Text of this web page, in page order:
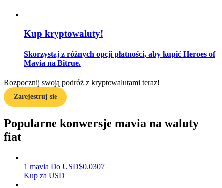
Strategie handlowe
Dowiedz się, jak zachować rentowność
Zarabiać
Kup kryptowaluty!
Skorzystaj z różnych opcji płatności, aby kupić Heroes of
Mavia na Bitrue.
Rozpocznij swoją podróż z kryptowalutami teraz!
Zarejestruj się
Popularne konwersje mavia na waluty
fiat
1 mavia Do USD$0.0307
Kup za USD